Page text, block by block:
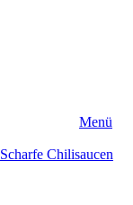
Menü
Scharfe Chilisaucen